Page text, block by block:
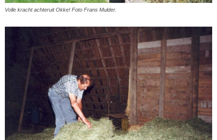
Volle kracht achteruit Okke! Foto Frans Mulder.